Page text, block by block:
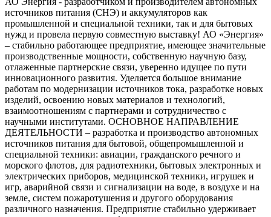
источников питания (СНЭ) и аккумуляторов как
промышленной и специальной техники, так и для бытовых
нужд и провела первую совместную выставку! АО «Энергия»
– стабильно работающее предприятие, имеющее значительные
производственные мощности, собственную научную базу,
отлаженные партнерские связи, уверенно идущее по пути
инновационного развития. Уделяется большое внимание
работам по модернизации источников тока, разработке новых
изделий, освоению новых материалов и технологий,
взаимоотношениям с партнерами и сотрудничество с
научными институтами. ОСНОВНОЕ НАПРАВЛЕНИЕ
ДЕЯТЕЛЬНОСТИ – разработка и производство автономных
источников питания для бытовой, общепромышленной и
специальной техники: авиации, гражданского речного и
морского флотов, для радиотехники, бытовых электронных и
электрических приборов, медицинской техники, игрушек и
игр, аварийной связи и сигнализации на воде, в воздухе и на
земле, систем пожаротушения и другого оборудования
различного назначения. Предприятие стабильно удерживает